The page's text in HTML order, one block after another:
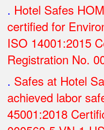
. Hotel Safes
certified for
ISO 14001:2015
Registration No.
. Safes at Hotel
achieved labor
45001:2018